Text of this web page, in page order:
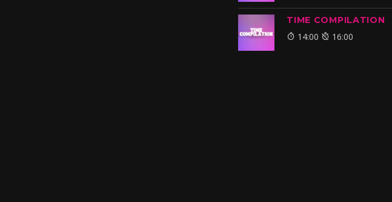
TIME COMPILATION
14:00 16:00